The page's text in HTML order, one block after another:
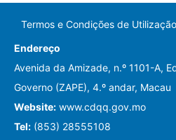
Termos e Condições de Utilização
Endereço
Avenida da Amizade, n.º 1101-A,
Governo (ZAPE), 4.º andar, Macau
Website: www.cdqq.gov.mo
Tel: (853) 28555108